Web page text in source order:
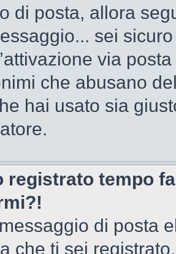
di posta, allora
sei
via
che abusano
hai usato sia
registrato tempo
di posta
che ti sei